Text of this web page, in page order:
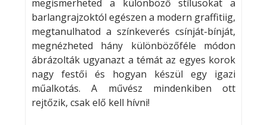
megismerheted a különböző stílusokat a
barlangrajzoktól egészen a modern graffitiig,
megtanulhatod a színkeverés csínját-bínját,
megnézheted hány különbözőféle módon
ábrázolták ugyanazt a témát az egyes korok
nagy festői és hogyan készül egy igazi
műalkotás. A művész mindenkiben ott
rejtőzik, csak elő kell hívni!